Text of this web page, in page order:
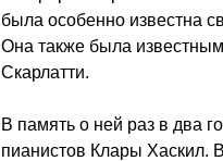
была особенно известна
Она также была
Скарлатти.
В память о ней раз в два
пианистов Клары Хаскил.